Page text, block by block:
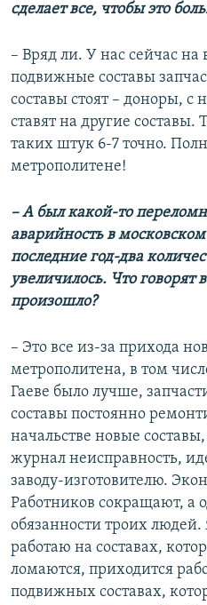
сделает все, чтобы это
– Вряд ли. У нас сейчас
подвижные составы
составы стоят – доноры, с
ставят на другие
таких штук 6-7 точно.
метрополитене!
– А был какой-то
аварийность в
последние год-два
увеличилось. Что говорят
произошло?
– Это все из-за прихода
метрополитена, в том
Гаеве было лучше,
составы постоянно
начальстве новые
журнал неисправность,
заводу-изготовителю.
Работников сокращают, а
обязанности троих
работаю на составах,
ломаются, приходится
подвижных составах,